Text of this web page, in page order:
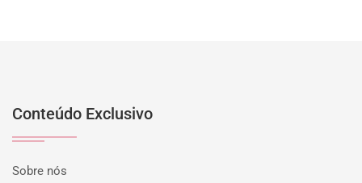
Conteúdo Exclusivo
Sobre nós